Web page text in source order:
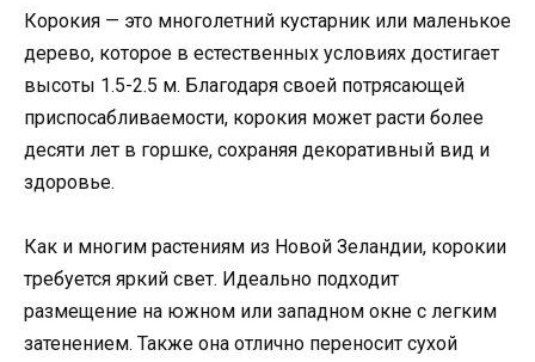
Корокия — это многолетний кустарник или маленькое
дерево, которое в естественных условиях достигает
высоты 1.5-2.5 м. Благодаря своей потрясающей
приспосабливаемости, корокия может расти более
десяти лет в горшке, сохраняя декоративный вид и
здоровье.
Как и многим растениям из Новой Зеландии, корокии
требуется яркий свет. Идеально подходит
размещение на южном или западном окне с легким
затенением. Также она отлично переносит сухой